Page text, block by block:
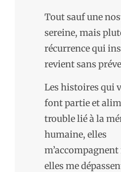
Tout sauf une
sereine, mais
récurrence qui
revient sans
Les histoires qui
font partie et
trouble lié à la
humaine, elles
elles me